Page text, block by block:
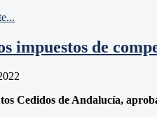
impuestos de
Cedidos de Andalucía,